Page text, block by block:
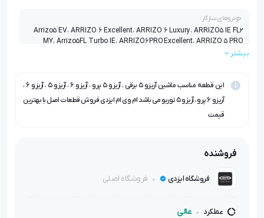
خودروهای سازگار:
Arrizo5 EV، ARRIZO 6 Excellent، ARRIZO 6 Luxury، ARRIZO5 IE FL2
MY، Arrizo5FL Turbo IE، ARRIZO6 PRO Excellent، ARRIZO 5 PRO
EXCELENT
بیشتر
این قطعه مناسب ماشین آریزو ۵ برقی ، آریزو ۵ پرو ، آریزو ۶ ، آریزو ۵ ، آریزو ۶ ،
آریزو ۶ پرو ، آریزو ۵ توربو می باشد ام وی ام ایزدی فروش قطعات اصل با بهترین
قیمت
فروشنده
فروشگاه ایزدی فروشگاه اصلی
عملکرد عالی